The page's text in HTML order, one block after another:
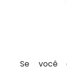
Se você